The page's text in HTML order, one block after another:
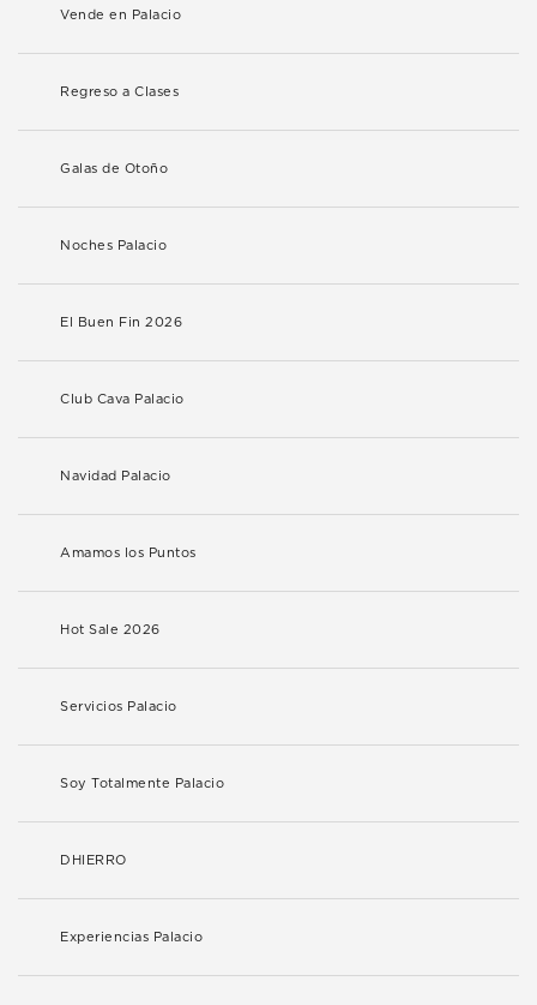
Vende en Palacio
Regreso a Clases
Galas de Otoño
Noches Palacio
El Buen Fin 2026
Club Cava Palacio
Navidad Palacio
Amamos los Puntos
Hot Sale 2026
Servicios Palacio
Soy Totalmente Palacio
DHIERRO
Experiencias Palacio